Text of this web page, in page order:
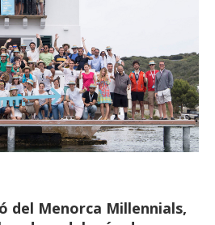
del Menorca Millennials,